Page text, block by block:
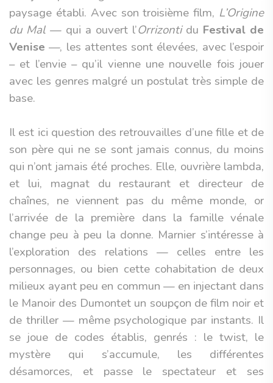
paysage établi. Avec son troisième film, L’Origine
du Mal — qui a ouvert l’Orrizontidu Festival de
Venise —, les attentes sont élevées, avec l’espoir
– et l’envie – qu’il vienne une nouvelle fois jouer
avec les genres malgré un postulat très simple de
base.
Il est ici question des retrouvailles d’une fille et de
son père qui ne se sont jamais connus, du moins
qui n’ont jamais été proches. Elle, ouvrière lambda,
et lui, magnat du restaurant et directeur de
chaînes, ne viennent pas du même monde, or
l’arrivée de la première dans la famille vénale
change peu à peu la donne. Marnier s’intéresse à
l’exploration des relations — celles entre les
personnages, ou bien cette cohabitation de deux
milieux ayant peu en commun — en injectant dans
le Manoir des Dumontet un soupçon de film noir et
de thriller — même psychologique par instants. Il
se joue de codes établis, genrés : le twist, le
mystère qui s’accumule, les différentes
désamorces, et passe le spectateur et ses